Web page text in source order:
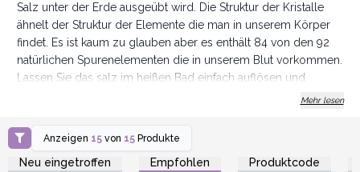
Salz unter der Erde ausgeübt wird. Die Struktur der Kristalle
ähnelt der Struktur der Elemente die man in unserem Körper
findet. Es ist kaum zu glauben aber es enthält 84 von den 92
natürlichen Spurenelementen die in unserem Blut vorkommen.
Lassen Sie das salz im heißen Bad einfach auflösen und
das Ihrer Haut neuen Glanz verleihen wird.
Mehr lesen
Anzeigen 15 von 15 Produkte
Neu eingetroffen Empfohlen Produktcode
Anmelden oder
Registrieren für
Großhandelspreise
Registrieren für
Großhandelspreise